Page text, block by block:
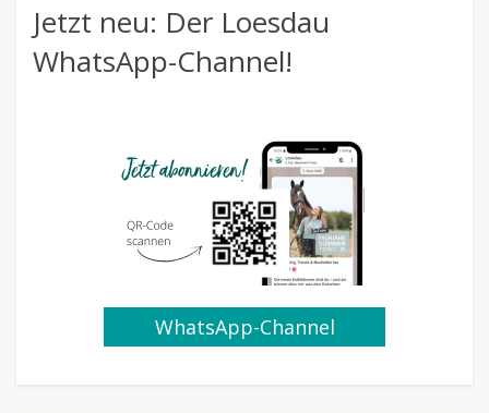
Jetzt neu: Der Loesdau
WhatsApp-Channel!
WhatsApp-Channel